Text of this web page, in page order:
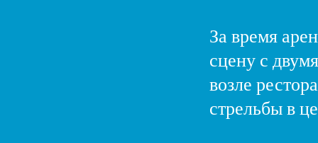
За время
сцену с
возле
стрельбы в